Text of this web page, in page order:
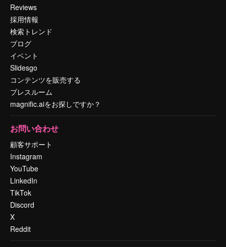
Reviews
採用情報
検索トレンド
ブログ
イベント
Slidesgo
コンテンツを販売する
プレスルーム
magnific.aiをお探しですか？
お問い合わせ
顧客サポート
Instagram
YouTube
LinkedIn
TikTok
Discord
X
Reddit